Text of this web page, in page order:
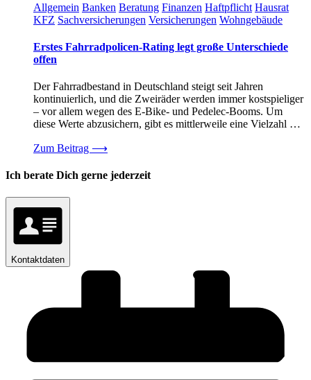
Allgemein Banken Beratung Finanzen Haftpflicht Hausrat
KFZ Sachversicherungen Versicherungen Wohngebäude
Erstes Fahrradpolicen-Rating legt große Unterschiede
offen
Der Fahrradbestand in Deutschland steigt seit Jahren
kontinuierlich, und die Zweiräder werden immer kostspieliger
– vor allem wegen des E-Bike- und Pedelec-Booms. Um
diese Werte abzusichern, gibt es mittlerweile eine Vielzahl …
Zum Beitrag ⟶
Ich berate Dich gerne jederzeit
Kontaktdaten